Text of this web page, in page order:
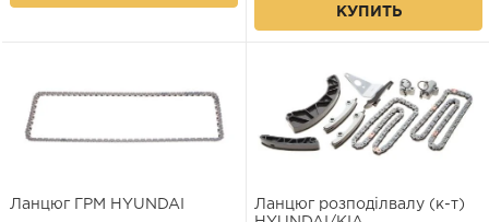
КУПИТЬ
Ланцюг ГРМ HYUNDAI
Ланцюг розподілвалу (к-т)